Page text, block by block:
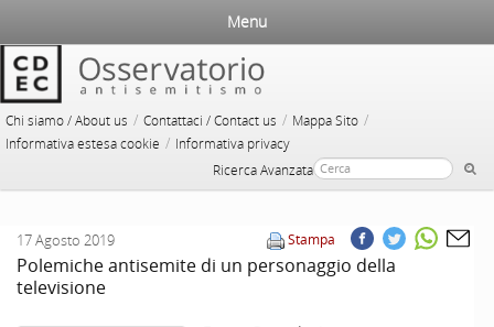
Chi siamo / About us / Contattaci / Contact us / Mappa Sito /
Informativa estesa cookie / Informativa privacy
Ricerca Avanzata
Menu
Stampa
17 Agosto 2019
Polemiche antisemite di un personaggio della
televisione